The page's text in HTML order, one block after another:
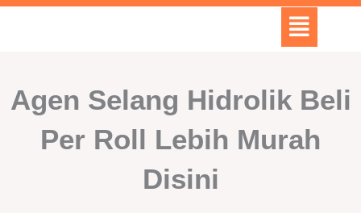
Skip
Menu
Agen Selang Hidrolik Beli
Per Roll Lebih Murah
Disini